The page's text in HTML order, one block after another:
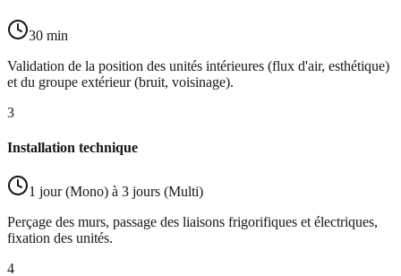
30 min
Validation de la position des unités intérieures (flux d'air, esthétique)
et du groupe extérieur (bruit, voisinage).
3
Installation technique
1 jour (Mono) à 3 jours (Multi)
Perçage des murs, passage des liaisons frigorifiques et électriques,
fixation des unités.
4